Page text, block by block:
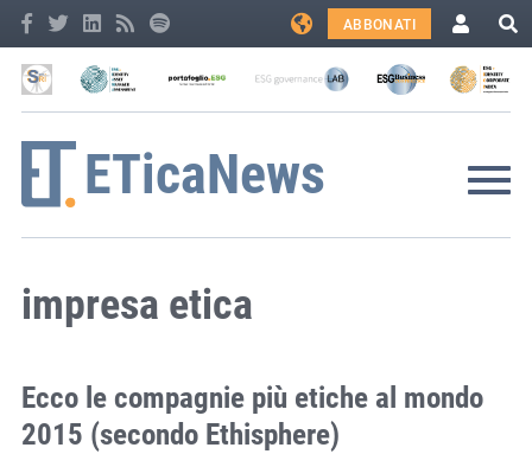
ABBONATI
impresa etica
Ecco le compagnie più etiche al mondo
2015 (secondo Ethisphere)